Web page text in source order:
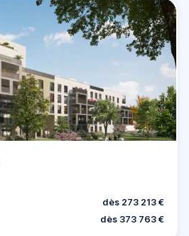
dès 273 213 €
dès 373 763 €